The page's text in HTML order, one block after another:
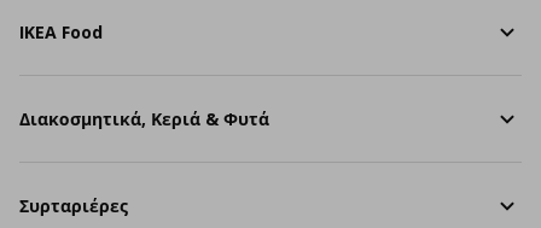
IKEA Food
Διακοσμητικά, Κεριά & Φυτά
Συρταριέρες